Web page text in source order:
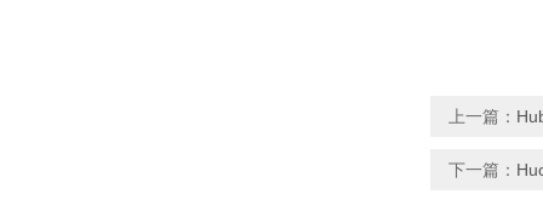
上一篇：
下一篇：